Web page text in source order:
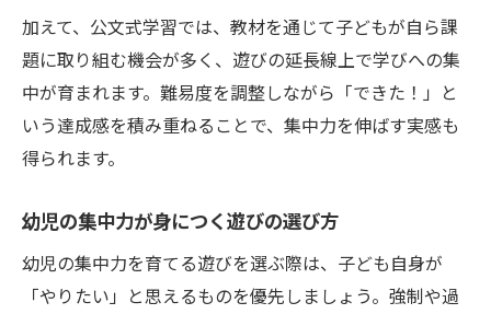
加えて、公文式学習では、教材を通じて子どもが自ら課
題に取り組む機会が多く、遊びの延長線上で学びへの集
中が育まれます。難易度を調整しながら「できた！」と
いう達成感を積み重ねることで、集中力を伸ばす実感も
得られます。
幼児の集中力が身につく遊びの選び方
幼児の集中力を育てる遊びを選ぶ際は、子ども自身が
「やりたい」と思えるものを優先しましょう。強制や過